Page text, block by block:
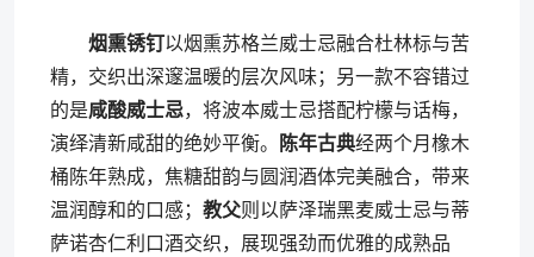
烟熏锈钉以烟熏苏格兰威士忌融合杜林标与苦
精，交织出深邃温暖的层次风味；另一款不容错过
的是咸酸威士忌，将波本威士忌搭配柠檬与话梅，
演绎清新咸甜的绝妙平衡。 陈年古典经两个月橡木
桶陈年熟成，焦糖甜韵与圆润酒体完美融合，带来
温润醇和的口感； 教父则以萨泽瑞黑麦威士忌与蒂
萨诺杏仁利口酒交织，展现强劲而优雅的成熟品